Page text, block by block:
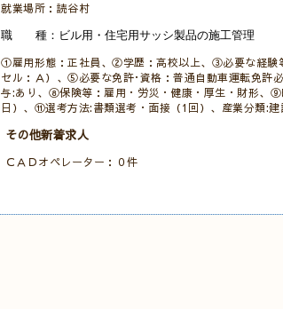
就業場所：読谷村
職 種：ビル用・住宅用サッシ製品の施工管理
①雇用形態：正社員、②学歴：高校以上、③必要な経験
セル：Ａ）、 ⑤必要な免許･資格：普通自動車運転免許必
与:あり、⑧保険等：雇用・労災・健康・厚生・財形、
日）、⑪選考方法:書類選考・ 面接（1 回）、産業分類:
その他新着求人
ＣＡＤオペレーター：０件